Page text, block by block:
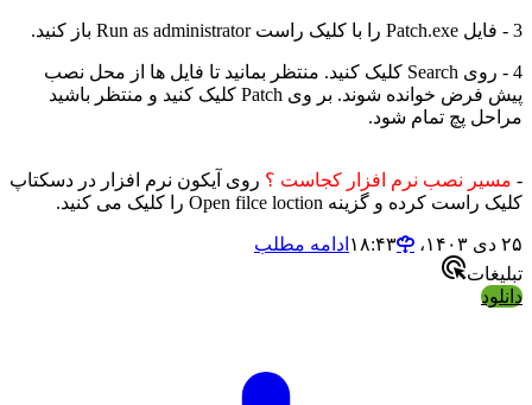
3 - فایل Patch.exe را با کلیک راست Run as administrator باز کنید.
4 - روی Search کلیک کنید. منتظر بمانید تا فایل ها از محل نصب
پیش فرض خوانده شوند. بر وی Patch کلیک کنید و منتظر باشید
مراحل پچ تمام شود.
- مسیر نصب نرم افزار کجاست ؟ روی آیکون نرم افزار در دسکتاپ
کلیک راست کرده و گزینه Open filce loction را کلیک می کنید.
۲۵ دی ۱۴۰۳،‏ ۱۸:۴۳
ادامه مطلب
تبلیغات
دانلود